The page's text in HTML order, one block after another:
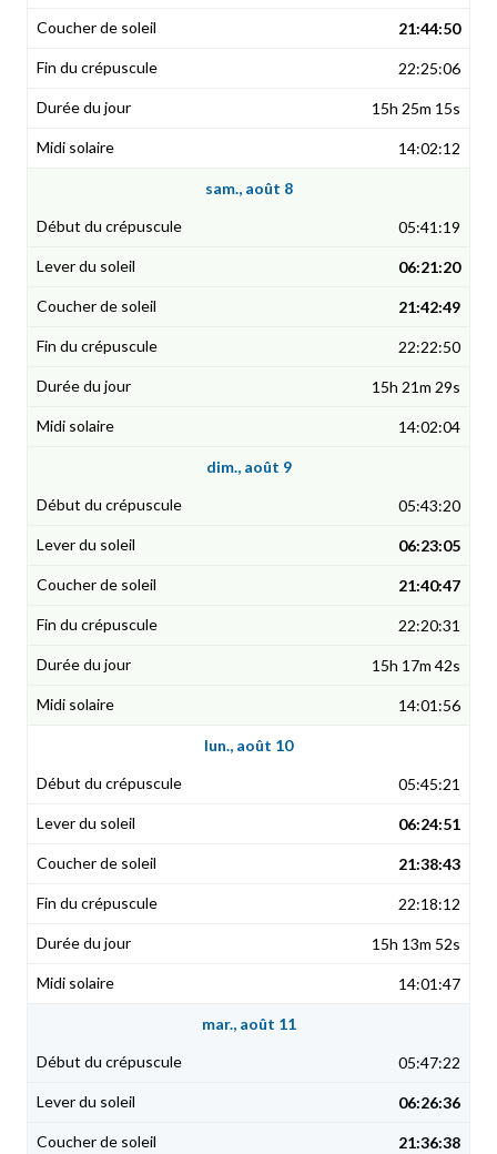
21:44:50
22:25:06
15h 25m 15s
14:02:12
sam., août 8
05:41:19
06:21:20
21:42:49
22:22:50
15h 21m 29s
14:02:04
dim., août 9
05:43:20
06:23:05
21:40:47
22:20:31
15h 17m 42s
14:01:56
lun., août 10
05:45:21
06:24:51
21:38:43
22:18:12
15h 13m 52s
14:01:47
mar., août 11
05:47:22
06:26:36
21:36:38